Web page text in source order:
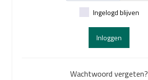
Ingelogd blijven
Inloggen
Wachtwoord vergeten?